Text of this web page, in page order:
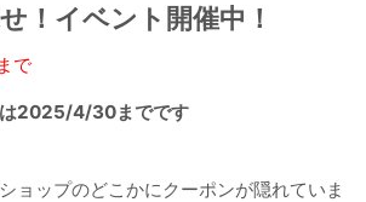
！イベント開催中！
まで
は2025/4/30までです
ョップのどこかにクーポンが隠れていま